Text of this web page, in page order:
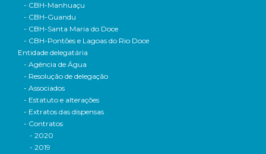
- CBH-Manhuaçu
- CBH-Guandu
- CBH-Santa Maria do Doce
- CBH-Pontões e Lagoas do Rio Doce
Entidade delegatária
- Agência de Água
- Resolução de delegação
- Associados
- Estatuto e alterações
- Extratos das dispensas
- Contratos
- 2020
- 2019